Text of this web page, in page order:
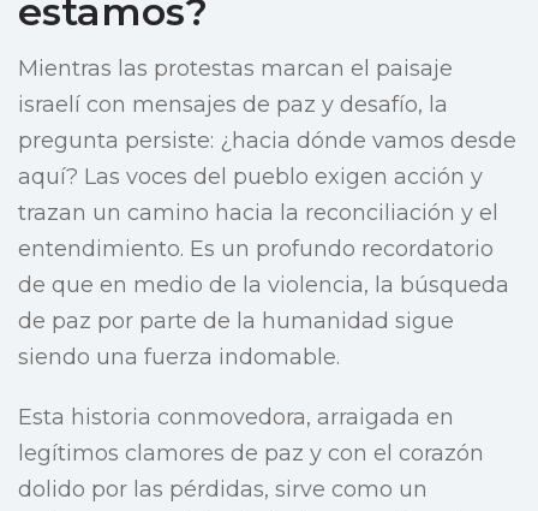
estamos?
Mientras las protestas marcan el paisaje
israelí con mensajes de paz y desafío, la
pregunta persiste: ¿hacia dónde vamos desde
aquí? Las voces del pueblo exigen acción y
trazan un camino hacia la reconciliación y el
entendimiento. Es un profundo recordatorio
de que en medio de la violencia, la búsqueda
de paz por parte de la humanidad sigue
siendo una fuerza indomable.
Esta historia conmovedora, arraigada en
legítimos clamores de paz y con el corazón
dolido por las pérdidas, sirve como un